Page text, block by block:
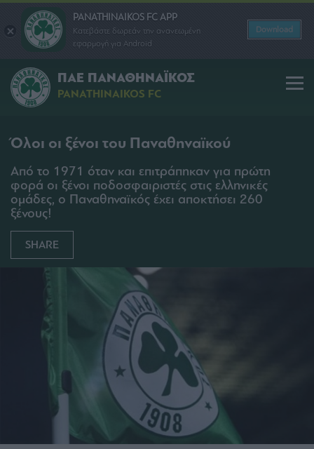
PANATHINAIKOS FC APP
Κατεβάστε δωρεάν την ανανεωμένη
εφαρμογή για Android
Download
ΠΑΕ ΠΑΝΑΘΗΝΑΪΚΟΣ
PANATHINAIKOS FC
Όλοι οι ξένοι του Παναθηναϊκού
Από το 1971 όταν και επιτράπηκαν για πρώτη
φορά οι ξένοι ποδοσφαιριστές στις ελληνικές
ομάδες, ο Παναθηναϊκός έχει αποκτήσει 260
ξένους!
SHARE